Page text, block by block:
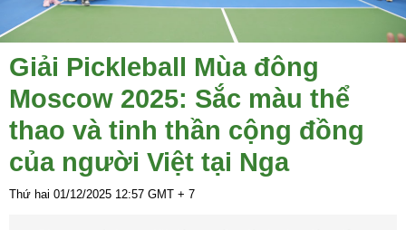
Giải Pickleball Mùa đông
Moscow 2025: Sắc màu thể
thao và tinh thần cộng đồng
của người Việt tại Nga
Thứ hai 01/12/2025 12:57 GMT + 7